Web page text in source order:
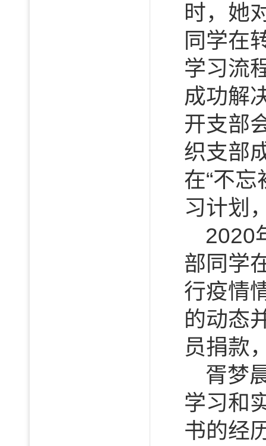
时，她
同学在
学习流
成功解
开支部
织支部
在“不
习计划
2020
部同学
行疫情
的动态
员捐款
胥梦
学习和
书的经